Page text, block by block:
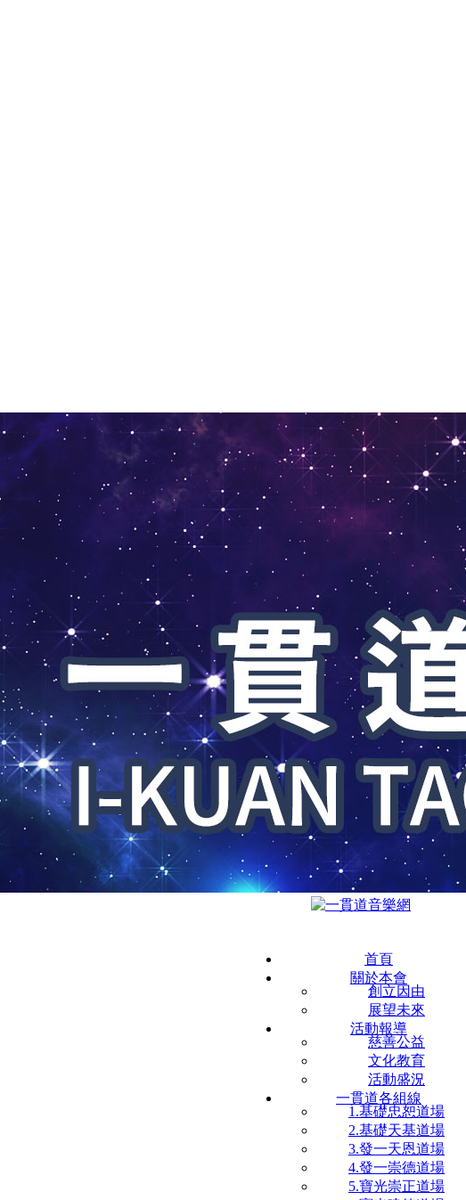
首頁
關於本會
創立因由
展望未來
活動報導
慈善公益
文化教育
活動盛況
一貫道各組線
1.基礎忠恕道場
2.基礎天基道場
3.發一天恩道場
4.發一崇德道場
5.寶光崇正道場